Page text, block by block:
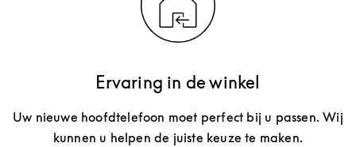
Ervaring in de winkel
Uw nieuwe hoofdtelefoon moet perfect bij u passen. Wij
kunnen u helpen de juiste keuze te maken.